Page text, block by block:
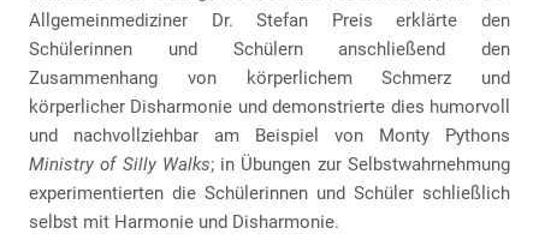
Allgemeinmediziner Dr. Stefan Preis erklärte den
Schülerinnen und Schülern anschließend den
Zusammenhang von körperlichem Schmerz und
körperlicher Disharmonie und demonstrierte dies humorvoll
und nachvollziehbar am Beispiel von Monty Pythons
Ministry of Silly Walks; in Übungen zur Selbstwahrnehmung
experimentierten die Schülerinnen und Schüler schließlich
selbst mit Harmonie und Disharmonie.